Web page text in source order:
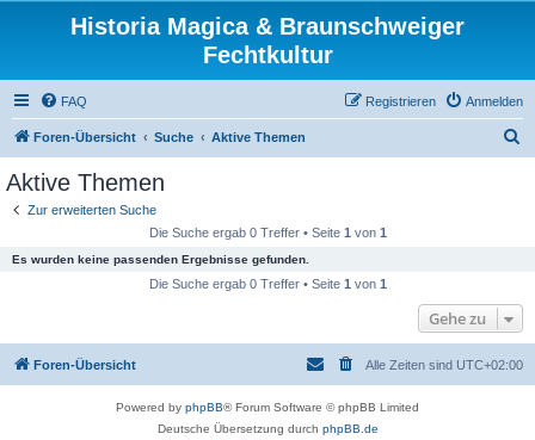
Historia Magica & Braunschweiger
Fechtkultur
FAQ Anmelden
Registrieren
Foren-Übersicht Suche Aktive Themen
Aktive Themen
Zur erweiterten Suche
Die Suche ergab 0 Treffer • Seite 1 von 1
Es wurden keine passenden Ergebnisse gefunden.
Die Suche ergab 0 Treffer • Seite 1 von 1
Gehe zu
Foren-Übersicht Alle Zeiten sind UTC+02:00
Powered by phpBB® Forum Software © phpBB Limited
Deutsche Übersetzung durch phpBB.de